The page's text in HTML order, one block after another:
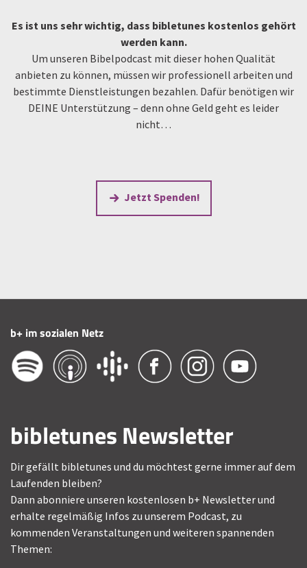
Es ist uns sehr wichtig, dass bibletunes kostenlos gehört
werden kann.
Um unseren Bibelpodcast mit dieser hohen Qualität
anbieten zu können, müssen wir professionell arbeiten und
bestimmte Dienstleistungen bezahlen. Dafür benötigen wir
DEINE Unterstützung – denn ohne Geld geht es leider
nicht…
Jetzt Spenden!
b+ im sozialen Netz
bibletunes Newsletter
Dir gefällt bibletunes und du möchtest gerne immer auf dem
Laufenden bleiben?
Dann abonniere unseren kostenlosen b+ Newsletter und
erhalte regelmäßig Infos zu unserem Podcast, zu
kommenden Veranstaltungen und weiteren spannenden
Themen: